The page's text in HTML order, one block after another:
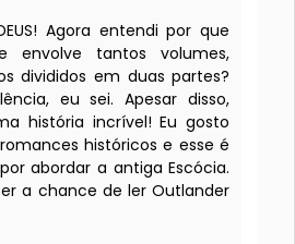
Agora entendi por que
envolve tantos volumes,
divididos em duas partes?
eu sei. Apesar disso,
história incrível! Eu gosto
históricos e esse é
abordar a antiga Escócia.
a chance de ler Outlander